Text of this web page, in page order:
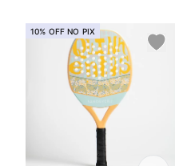
10% OFF NO PIX